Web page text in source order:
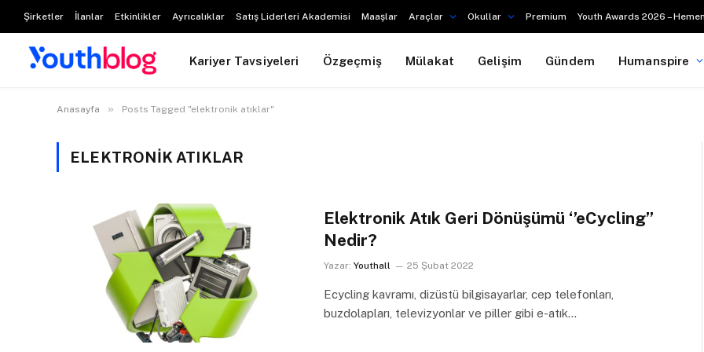
Şirketler İlanlar Etkinlikler Ayrıcalıklar Satış Liderleri Akademisi Maaşlar Araçlar Okullar Premium Youth Awards 2026 –
Kariyer Tavsiyeleri Özgeçmiş Mülakat Gelişim Gündem Humanspire
Anasayfa » Posts Tagged "elektronik atıklar"
ELEKTRONIK ATIKLAR
Elektronik Atık Geri Dönüşümü ‘’eCycling’’
Nedir?
Yazar: Youthall 25 Şubat 2022
Ecycling kavramı, dizüstü bilgisayarlar, cep telefonları,
buzdolapları, televizyonlar ve piller gibi e-atık…